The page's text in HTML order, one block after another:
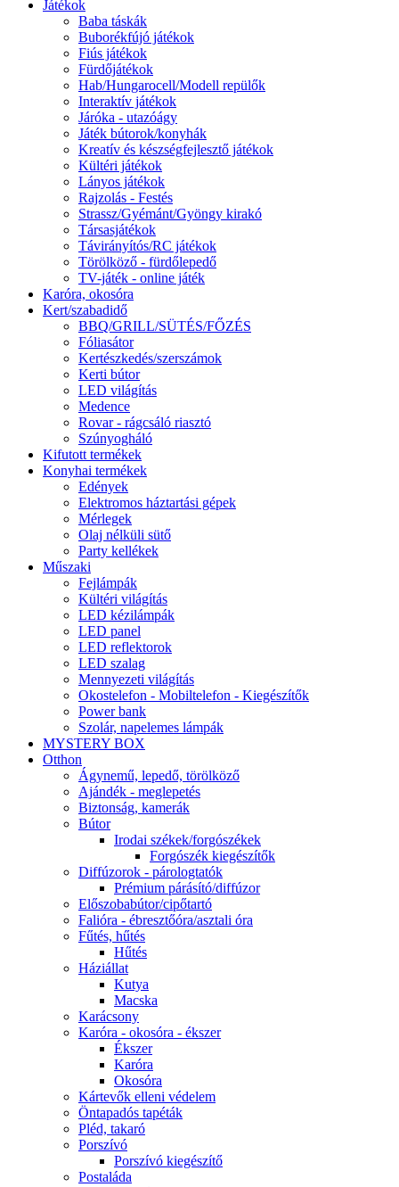
Játékok
Baba táskák
Buborékfújó játékok
Fiús játékok
Fürdőjátékok
Hab/Hungarocell/Modell repülők
Interaktív játékok
Járóka - utazóágy
Játék bútorok/konyhák
Kreatív és készségfejlesztő játékok
Kültéri játékok
Lányos játékok
Rajzolás - Festés
Strassz/Gyémánt/Gyöngy kirakó
Társasjátékok
Távirányítós/RC játékok
Törölköző - fürdőlepedő
TV-játék - online játék
Karóra, okosóra
Kert/szabadidő
BBQ/GRILL/SÜTÉS/FŐZÉS
Fóliasátor
Kertészkedés/szerszámok
Kerti bútor
LED világítás
Medence
Rovar - rágcsáló riasztó
Szúnyogháló
Kifutott termékek
Konyhai termékek
Edények
Elektromos háztartási gépek
Mérlegek
Olaj nélküli sütő
Party kellékek
Műszaki
Fejlámpák
Kültéri világítás
LED kézilámpák
LED panel
LED reflektorok
LED szalag
Mennyezeti világítás
Okostelefon - Mobiltelefon - Kiegészítők
Power bank
Szolár, napelemes lámpák
MYSTERY BOX
Otthon
Ágynemű, lepedő, törölköző
Ajándék - meglepetés
Biztonság, kamerák
Bútor
Irodai székek/forgószékek
Forgószék kiegészítők
Diffúzorok - párologtatók
Prémium párásító/diffúzor
Előszobabútor/cipőtartó
Falióra - ébresztőóra/asztali óra
Fűtés, hűtés
Hűtés
Háziállat
Kutya
Macska
Karácsony
Karóra - okosóra - ékszer
Ékszer
Karóra
Okosóra
Kártevők elleni védelem
Öntapadós tapéták
Pléd, takaró
Porszívó
Porszívó kiegészítő
Postaláda